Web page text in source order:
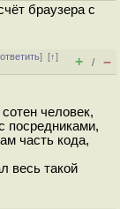
браузера с
ответить][↑]
+ / –
человек,
посредниками,
часть кода,
весь такой